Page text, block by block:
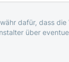
dafür, dass
über